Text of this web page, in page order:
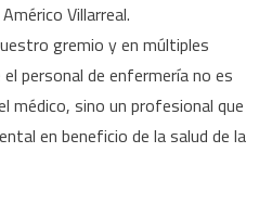
Villarreal.
gremio y en múltiples
personal de enfermería no es
médico, sino un profesional que
en beneficio de la salud de la